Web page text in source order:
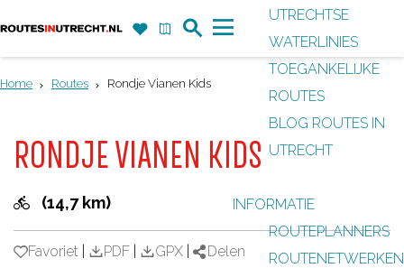
F
a
v
i
e
a
a
o
e
M
UTRECHTSE
WATERLINIES
TOEGANKELIJKE
ROUTES
BLOG ROUTES IN
UTRECHT
INFORMATIE
ROUTEPLANNERS
ROUTENETWERKEN
Home Routes Rondje Vianen Kids
RONDJE VIANEN KIDS
(14,7 km)
Favoriet
Favoriet PDF GPX
Delen